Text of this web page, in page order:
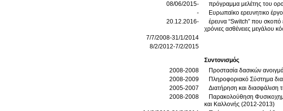
08/06/2015-
πρόγραμμα μελέτης του
-
Ευρωπαϊκο ερευνητικο
20.12.2016-
έρευνα “Switch” που σκοπό
χρόνιες ασθένειες μεγάλου
7/7/2008-31/1/2014
8/2/2012-7/2/2015
Συντονισμός
2008-2008
Προστασία δασικών
2008-2009
Πληροφοριακό Σύστημα
2005-2007
Διατήρηση και διασφάλιση
2008-2008
Παρακολούθηση
και Καλλονής (2012-2013)